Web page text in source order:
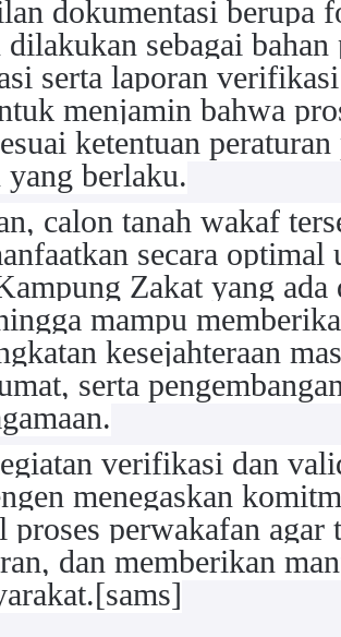
dokumentasi berupa
dilakukan sebagai
serta laporan
menjamin bahwa
ketentuan
yang berlaku.
calon tanah wakaf
secara
Zakat yang
mampu
kesejahteraan
serta
verifikasi dan
menegaskan
proses perwakafan
dan memberikan